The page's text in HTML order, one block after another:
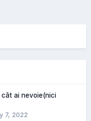
ai nevoie(nici
7, 2022